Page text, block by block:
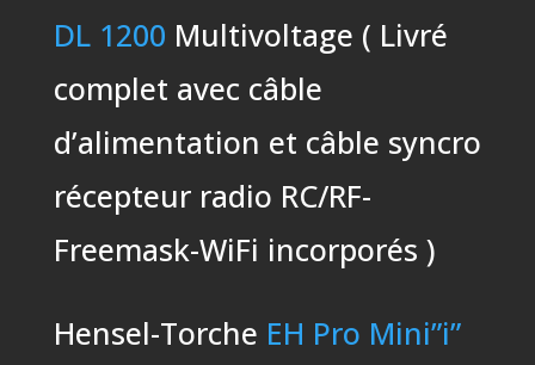
DL 1200 Multivoltage ( Livré
complet avec câble
d’alimentation et câble syncro
récepteur radio RC/RF-
Freemask-WiFi incorporés )
Hensel-Torche EH Pro Mini”i”